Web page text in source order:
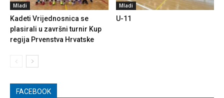
Mladi
Kadeti Vrijednosnica se
plasirali u završni turnir Kup
regija Prvenstva Hrvatske
Mladi
U-11
FACEBOOK